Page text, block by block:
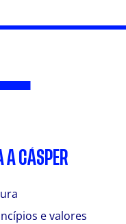
A CÁSPER
e valores